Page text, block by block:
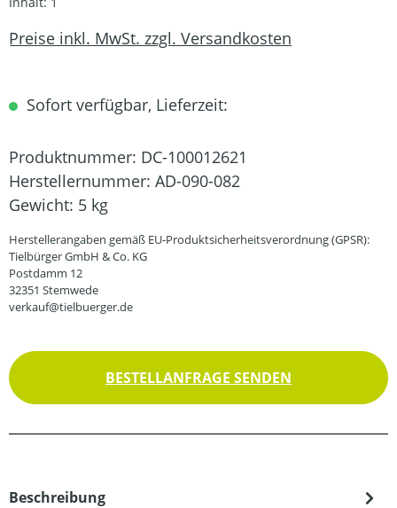
Preise inkl. MwSt. zzgl. Versandkosten
Sofort verfügbar, Lieferzeit:
Produktnummer: DC-100012621
Herstellernummer: AD-090-082
Gewicht: 5 kg
Herstellerangaben gemäß EU-Produktsicherheitsverordnung (GPSR):
Tielbürger GmbH & Co. KG
Postdamm 12
32351 Stemwede
verkauf@tielbuerger.de
BESTELLANFRAGE SENDEN
Beschreibung